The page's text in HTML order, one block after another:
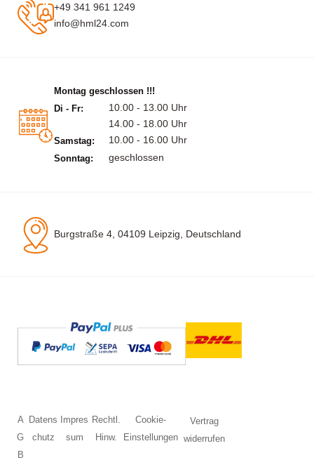
+49 341 961 1249
info@hml24.com
Montag geschlossen !!!
Di - Fr:
10.00 - 13.00 Uhr
14.00 - 18.00 Uhr
Samstag: 10.00 - 16.00 Uhr
Sonntag: geschlossen
Burgstraße 4, 04109 Leipzig, Deutschland
A
G
B
Datens
chutz
Impres
sum
Rechtl.
Hinw.
Cookie-
Einstellungen
Vertrag
widerrufen